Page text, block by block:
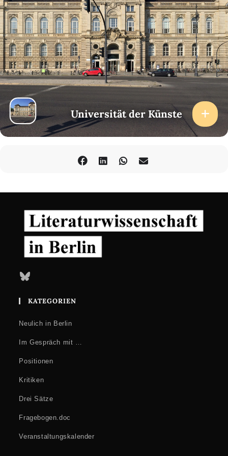
Learning fcom the Non-Human - Biomimetisches Denken in den
Geisteswissenschaften(Johanna Kirschbauer)
12.02.23
Walter Benjamin: Berliner Kindheit um 1900. Übung vor
Originalen(Hanna Engelmeier (Kulturwissenschaftliches Institut
Essen))
Ort
Mierendorffstraße 30, Mierendorffstr. 30, 10589 Berlin
Karte anzeigen
Prof. Dr. Maren Hartmann
hartmann@udk-berlin.de
Universität der Künste
Bluesky
KATEGORIEN
Neulich in Berlin
Im Gespräch mit …
Positionen
Kritiken
Drei Sätze
Fragebogen.doc
Veranstaltungskalender